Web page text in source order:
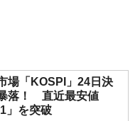
場「KOSPI」24日決
落！ 直近最安値
」を突破